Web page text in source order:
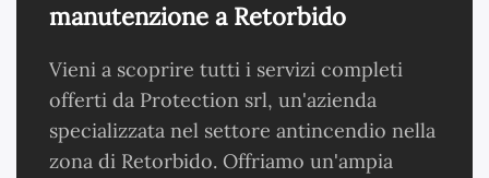
manutenzione a Retorbido
Vieni a scoprire tutti i servizi completi
offerti da Protection srl, un'azienda
specializzata nel settore antincendio nella
zona di Retorbido. Offriamo un'ampia